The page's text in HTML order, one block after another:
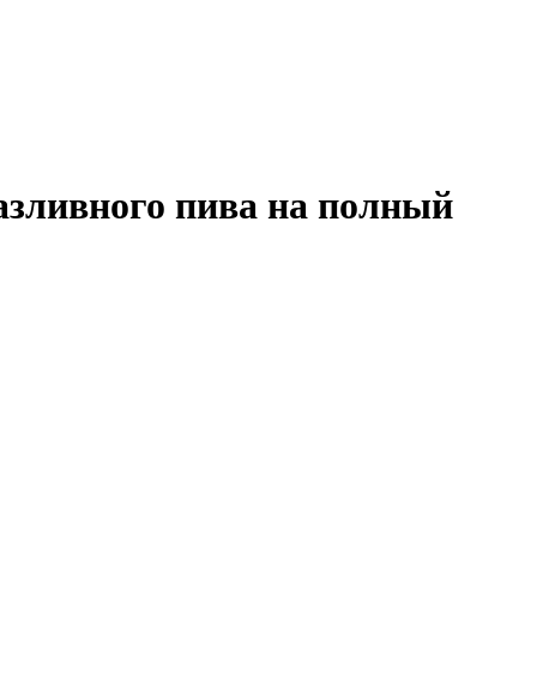
пива на полный